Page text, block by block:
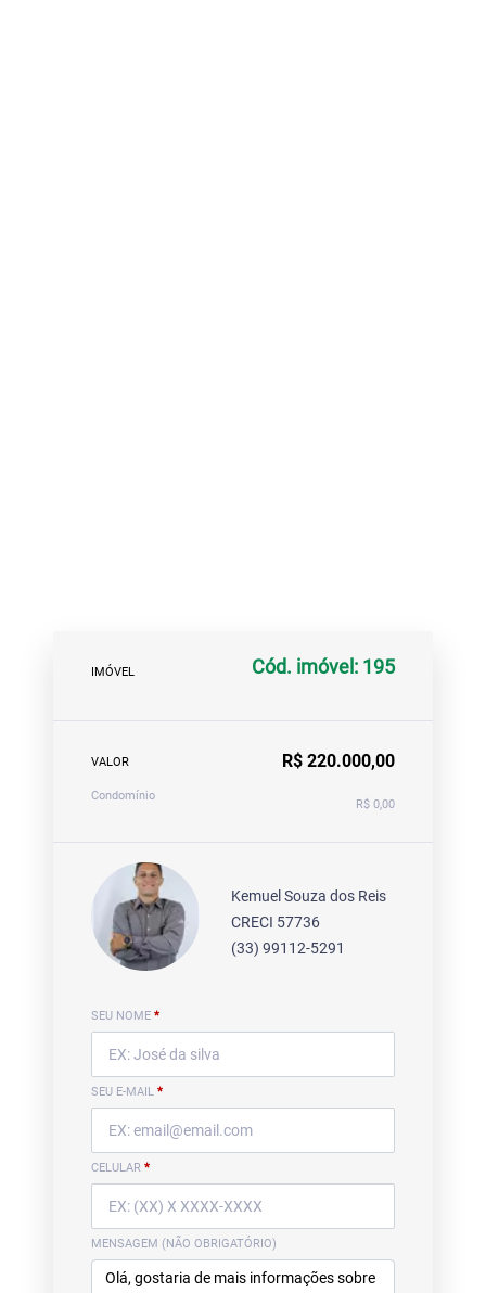
IMÓVEL Cód. imóvel: 195
VALOR R$ 220.000,00
Condomínio
R$ 0,00
Kemuel Souza dos Reis
CRECI 57736
(33) 99112-5291
SEU NOME *
SEU E-MAIL *
CELULAR *
MENSAGEM (NÃO OBRIGATÓRIO)